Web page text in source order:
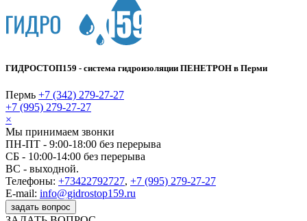
ГИДРОСТОП159 - система гидроизоляции ПЕНЕТРОН в Перми
Пермь +7 (342) 279-27-27
+7 (995) 279-27-27
×
Мы принимаем звонки
ПН-ПТ - 9:00-18:00 без перерыва
СБ - 10:00-14:00 без перерыва
ВС - выходной.
Телефоны: +73422792727, +7 (995) 279-27-27
E-mail: info@gidrostop159.ru
задать вопрос